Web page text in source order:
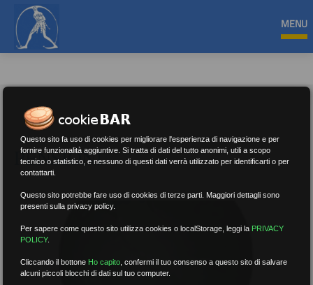
MENU
PENSIONI
Questo sito fa uso di cookies per migliorare l'esperienza di navigazione e per
fornire funzionalità aggiuntive. Si tratta di dati del tutto anonimi, utili a scopo
tecnico o statistico, e nessuno di questi dati verrà utilizzato per identificarti o per
contattarti.
Questo sito potrebbe fare uso di cookies di terze parti. Maggiori dettagli sono
presenti sulla privacy policy.
Per sapere come questo sito utilizza cookies o localStorage, leggi la PRIVACY
POLICY.
Cliccando il bottone Ho capito,confermi il tuo consenso a questo sito di salvare
alcuni piccoli blocchi di dati sul tuo computer.